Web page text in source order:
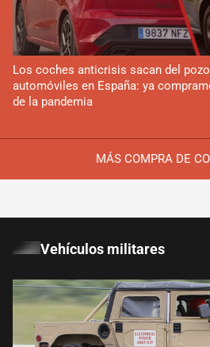
MÁS COMPRA DE
Los coches anticrisis sacan del
automóviles en España: ya
de la pandemia
Vehículos militares